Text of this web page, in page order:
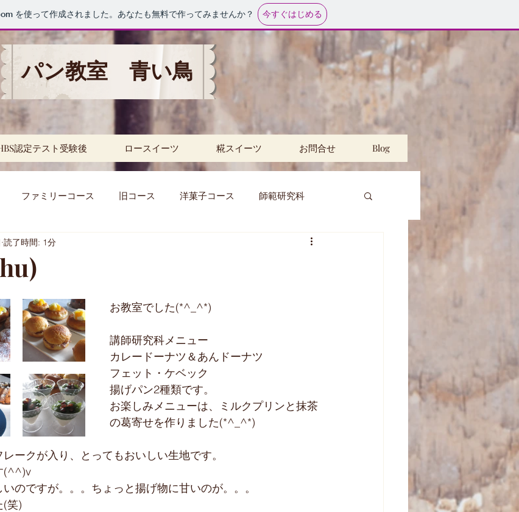
を使って作成されました。あなたも無料で作ってみませんか？ 今すぐはじめる
パン教室 青い鳥
認定テスト受験後 ロースイーツ 糀スイーツ お問合せ Blog
ファミリーコース 旧コース 洋菓子コース 師範研究科
ミナー パスタ
読了時間: 1分
お教室でした(*^_^*)
講師研究科メニュー
カレードーナツ＆あんドーナツ
フェット・ケベック
揚げパン2種類です。
お楽しみメニューは、ミルクプリンと抹茶
の葛寄せを作りました(*^_^*)
ークが入り、とってもおいしい生地です。
(^^)v
のですが。。。ちょっと揚げ物に甘いのが。。。
(笑)